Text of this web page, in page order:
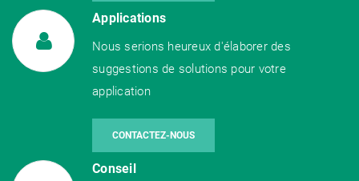
Applications
Nous serions heureux d'élaborer des
suggestions de solutions pour votre
application
CONTACTEZ-NOUS
Conseil